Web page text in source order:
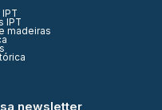
IPT
madeiras
newsletter